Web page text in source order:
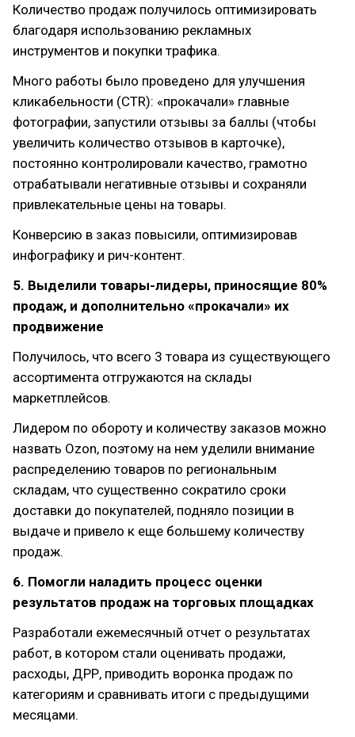
Количество продаж получилось оптимизировать
благодаря использованию рекламных
инструментов и покупки трафика.
Много работы было проведено для улучшения
кликабельности (CTR): «прокачали» главные
фотографии, запустили отзывы за баллы (чтобы
увеличить количество отзывов в карточке),
постоянно контролировали качество, грамотно
отрабатывали негативные отзывы и сохраняли
привлекательные цены на товары.
Конверсию в заказ повысили, оптимизировав
инфографику и рич-контент.
5. Выделили товары-лидеры, приносящие 80%
продаж, и дополнительно «прокачали» их
продвижение
Получилось, что всего 3 товара из существующего
ассортимента отгружаются на склады
маркетплейсов.
Лидером по обороту и количеству заказов можно
назвать Ozon, поэтому на нем уделили внимание
распределению товаров по региональным
складам, что существенно сократило сроки
доставки до покупателей, подняло позиции в
выдаче и привело к еще большему количеству
продаж.
6. Помогли наладить процесс оценки
результатов продаж на торговых площадках
Разработали ежемесячный отчет о результатах
работ, в котором стали оценивать продажи,
расходы, ДРР, приводить воронка продаж по
категориям и сравнивать итоги с предыдущими
месяцами.